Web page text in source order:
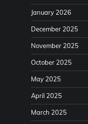
January 2026
December 2025
November 2025
October 2025
May 2025
April 2025
March 2025